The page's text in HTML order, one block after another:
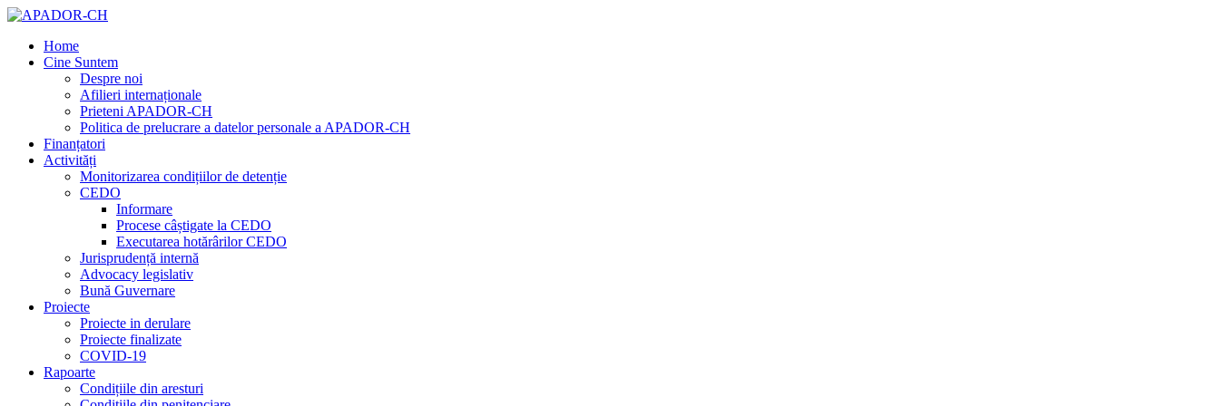
Home
Cine Suntem
Despre noi
Afilieri internaționale
Prieteni APADOR-CH
Politica de prelucrare a datelor personale a APADOR-CH
Finanțatori
Activități
Monitorizarea condițiilor de detenție
CEDO
Informare
Procese câștigate la CEDO
Executarea hotărârilor CEDO
Jurisprudență internă
Advocacy legislativ
Bună Guvernare
Proiecte
Proiecte in derulare
Proiecte finalizate
COVID-19
Rapoarte
Condițiile din aresturi